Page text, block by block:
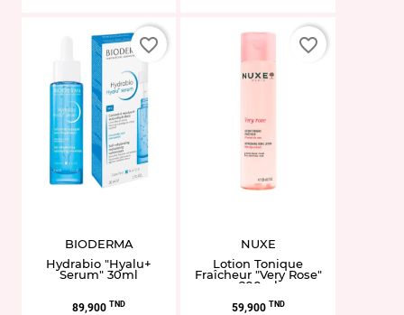
BIODERMA
Hydrabio "Hyalu+
Serum" 30ml
Prix
89,900 TND
favorite_border
NUXE
Lotion Tonique
Fraîcheur "Very Rose"
200ml
Prix
59,900 TND
favorite_border